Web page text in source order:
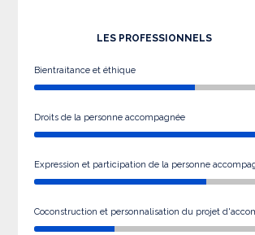
LES PROFESSIONNELS
Bientraitance et éthique
Droits de la personne accompagnée
Expression et participation de la personne
Coconstruction et personnalisation du projet